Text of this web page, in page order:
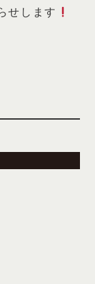
せします